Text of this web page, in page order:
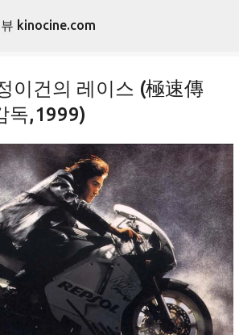
기본 콘텐츠로 건너뛰기
kinocine.com
이건의 레이스 (極速傳
독,1999)